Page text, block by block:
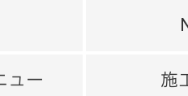
ュー 施